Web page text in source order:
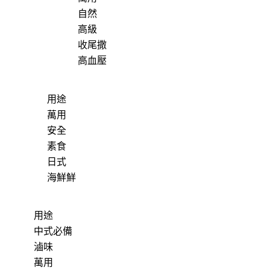
自然
高級
收尾撒
高血壓
用途
萬用
安全
素食
日式
海鮮鮮
用途
中式必備
滷味
萬用